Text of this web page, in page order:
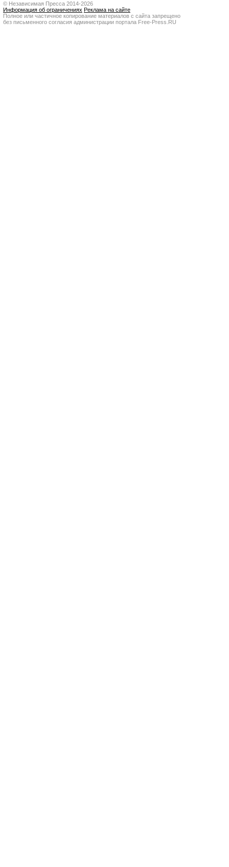
© Независимая Пресса 2014-2026
Информация об ограничениях Реклама на сайте
Полное или частичное копирование материалов с сайта запрещено
без письменного согласия администрации портала Free-Press.RU